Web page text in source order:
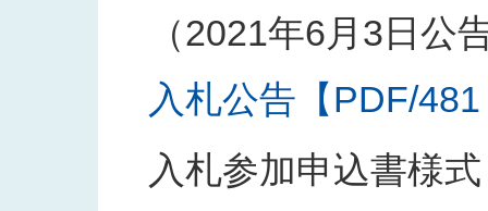
（2021年6月3日公
入札公告【PDF/
入札参加申込書様式